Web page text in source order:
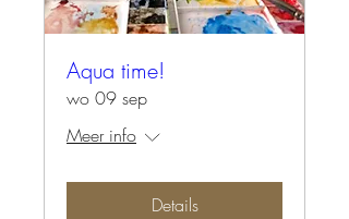
Aqua time!
wo 09 sep
Meer info
Details